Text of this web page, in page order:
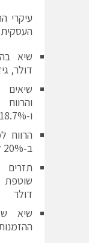
העסקית
דולר, גידול
שיאים
ו-18.7%, בהתאמה
הרווח
ב-20% לשיא של 2.10 דולר
דולר
שיא
ההזמנות